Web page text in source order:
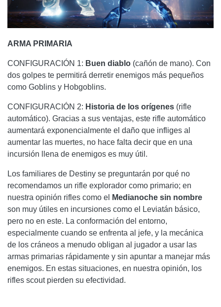
ARMA PRIMARIA
CONFIGURACIÓN 1: Buen diablo (cañón de mano). Con
dos golpes te permitirá derretir enemigos más pequeños
como Goblins y Hobgoblins.
CONFIGURACIÓN 2: Historia de los orígenes (rifle
automático). Gracias a sus ventajas, este rifle automático
aumentará exponencialmente el daño que infliges al
aumentar las muertes, no hace falta decir que en una
incursión llena de enemigos es muy útil.
Los familiares de Destiny se preguntarán por qué no
recomendamos un rifle explorador como primario; en
nuestra opinión rifles como el
Medianoche sin nombre
son muy útiles en incursiones como el Leviatán básico,
pero no en este. La conformación del entorno,
especialmente cuando se enfrenta al jefe, y la mecánica
de los cráneos a menudo obligan al jugador a usar las
armas primarias rápidamente y sin apuntar a manejar más
enemigos. En estas situaciones, en nuestra opinión, los
rifles scout pierden su efectividad.